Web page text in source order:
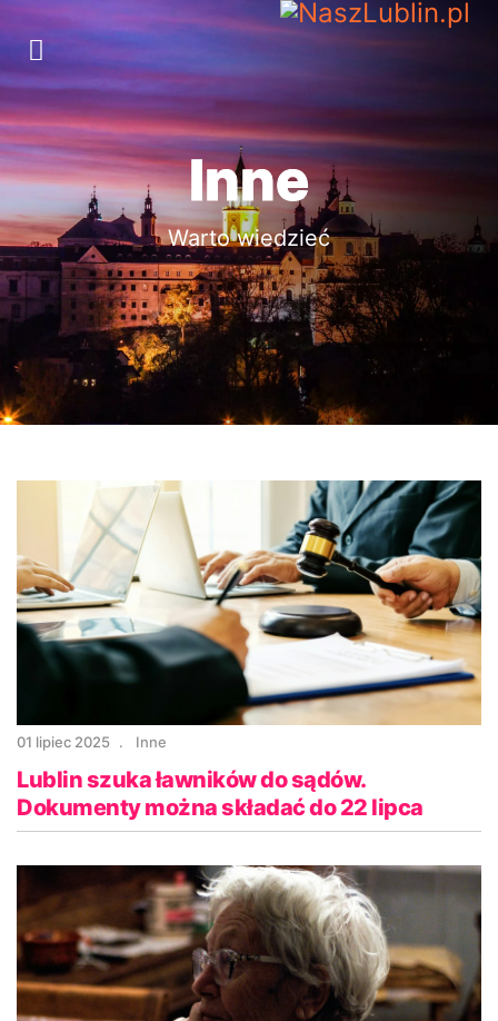
Inne
Warto wiedzieć
01 lipiec 2025 Inne
Lublin szuka ławników do sądów.
Dokumenty można składać do 22 lipca